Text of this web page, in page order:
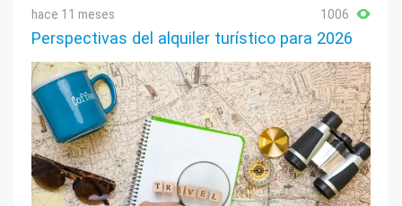
hace 11 meses 1006
Perspectivas del alquiler turístico para 2026